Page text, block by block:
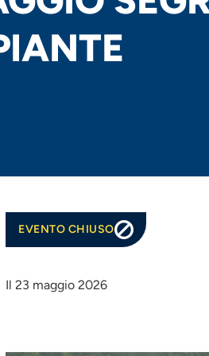
EVENTO CHIUSO
Il 23 maggio 2026